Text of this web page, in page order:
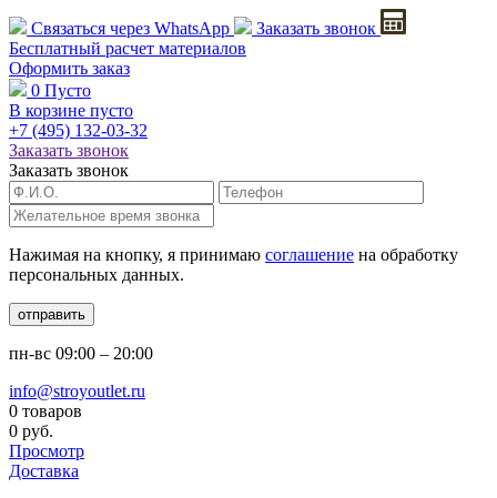
Связаться через WhatsApp
Заказать звонок
Бесплатный расчет материалов
Оформить заказ
0 Пусто
В корзине пусто
+7 (495) 132-03-32
Заказать звонок
Заказать звонок
Нажимая на кнопку, я принимаю соглашение на обработку
персональных данных.
отправить
пн-вс 09:00 – 20:00
info@stroyoutlet.ru
0 товаров
0 руб.
Просмотр
Доставка